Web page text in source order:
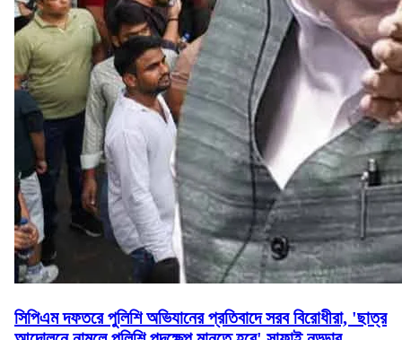
সিপিএম দফতরে পুলিশি অভিযানের প্রতিবাদে সরব বিরোধীরা, 'ছাত্র